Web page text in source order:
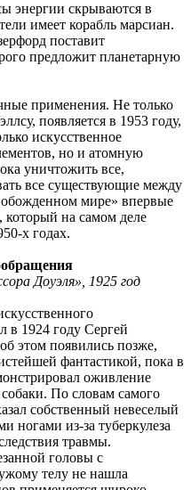
энергии скрываются в
имеет корабль марсиан.
поставит
предложит планетарную
применения. Не только
появляется в 1953 году,
искусственное
но и атомную
уничтожить все,
все существующие между
мире» впервые
который на самом деле
х годах.
Доуэля», 1925 год
в 1924 году Сергей
этом появились позже,
фантастикой, пока в
оживление
По словам самого
собственный невеселый
ногами из-за туберкулеза
травмы.
головы с
телу не нашла